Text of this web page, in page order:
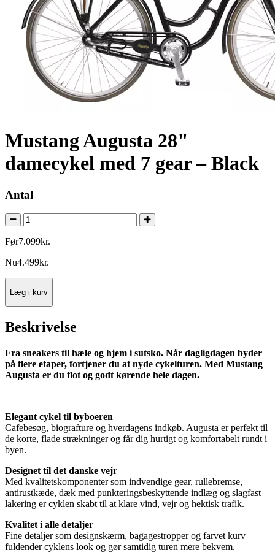
Mustang Augusta 28"
damecykel med 7 gear – Black
Antal
Før7.099kr.
Nu4.499kr.
Læg i kurv
Beskrivelse
Fra sneakers til hæle og hjem i sutsko. Når dagligdagen byder
på flere etaper, fortjener du at nyde cykelturen. Med Mustang
Augusta er du flot og godt kørende hele dagen.
Elegant cykel til byboeren
Cafebesøg, biografture og hverdagens indkøb. Augusta er perfekt til
de korte, flade strækninger og får dig hurtigt og komfortabelt rundt i
byen.
Designet til det danske vejr
Med kvalitetskomponenter som indvendige gear, rullebremse,
antirustkæde, dæk med punkteringsbeskyttende indlæg og slagfast
lakering er cyklen skabt til at klare vind, vejr og hektisk trafik.
Kvalitet i alle detaljer
Fine detaljer som designskærm, bagagestropper og farvet kurv
fuldender cyklens look og gør samtidig turen mere bekvem.